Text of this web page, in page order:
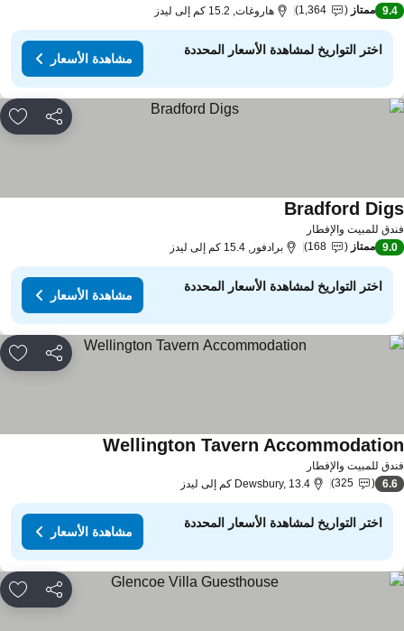
9.4 ممتاز 1,364 هاروغات, 15.2 كم إلى ليدز
اختر التواريخ لمشاهدة الأسعار المحددة
مشاهدة الأسعار
مشاركة
للمبيت والإفطار
Bradford
9.0 ممتاز 168 برادفور, 15.4 كم إلى ليدز
اختر التواريخ لمشاهدة الأسعار المحددة
مشاهدة الأسعار
مشاركة
للمبيت والإفطار
Wellington Tavern
6.6
325 Dewsbury, 13.4 كم إلى ليدز
اختر التواريخ لمشاهدة الأسعار المحددة
مشاهدة الأسعار
مشاركة